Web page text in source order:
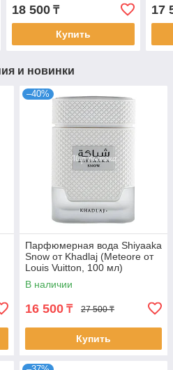
18 500₸
Купить
17
и новинки
–40%
Парфюмерная вода Shiyaaka
Snow от Khadlaj (Meteore от
Louis Vuitton, 100 мл)
В наличии
16 500 ₸ 27 500 ₸
Купить